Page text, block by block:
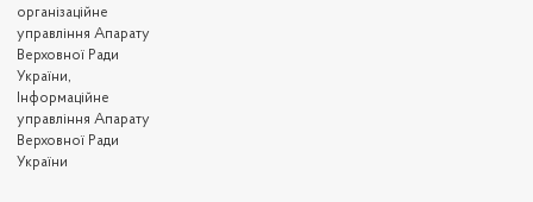
організаційне
управління Апарату
Верховної Ради
України,
Інформаційне
управління Апарату
Верховної Ради
України